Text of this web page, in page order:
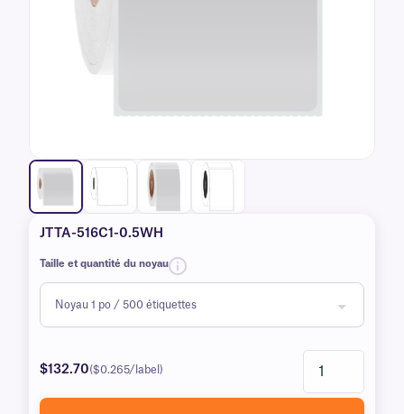
JTTA-516C1-0.5WH
Taille et quantité du noyau
$132.70($0.265/label)